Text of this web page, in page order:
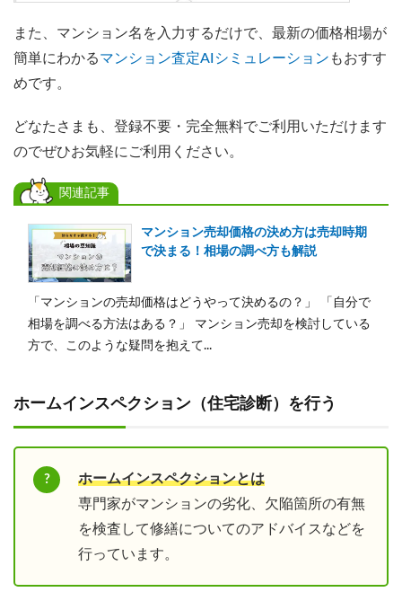
また、マンション名を入力するだけで、最新の価格相場が
簡単にわかるマンション査定AIシミュレーション もおすす
めです。
どなたさまも、登録不要・完全無料でご利用いただけます
のでぜひお気軽にご利用ください。
関連記事
マンション売却価格の決め方は売却時期
で決まる！相場の調べ方も解説
「マンションの売却価格はどうやって決めるの？」 「自分で
相場を調べる方法はある？」 マンション売却を検討している
方で、このような疑問を抱えて...
ホームインスペクション（住宅診断）を行う
ホームインスペクションとは
専門家がマンションの劣化、欠陥箇所の有無
を検査して修繕についてのアドバイスなどを
行っています。